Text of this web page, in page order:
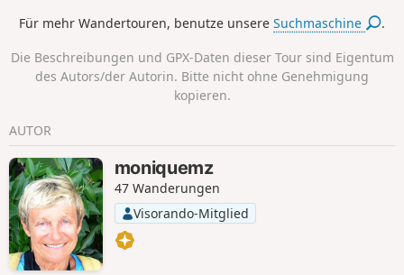
Salazie von oben zu überblicken und durch den Urwald
24.06.26 ist dieser Weg möglicherweise nicht mehr
begehbar.
Für mehr Wandertouren, benutze unsereSuchmaschine .
Die Beschreibungen und GPX-Daten dieser Tour sind Eigentum
des Autors/der Autorin. Bitte nicht ohne Genehmigung
kopieren.
AUTOR
moniquemz
47 Wanderungen
Visorando-Mitglied